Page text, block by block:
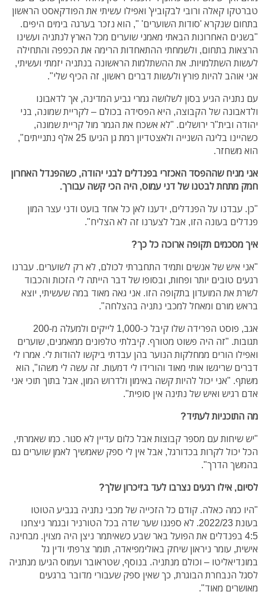
טברטקו קאלה ורובי לבקוביץ' ואפילו עשיתי את הפודקאסט הראשון
בתחום שנקרא 'סודות השוערים' ", הוא נזכר בערגה בימים היפים.
"בשנים האחרונות הבאתי מאמני שוערים מכל הארץ לנתניה ועשינו
הרצאות בתחום, ולשמחתי ההתאחדות הרימה את הכפפה והתחילה
לעשות השתלמויות. את ההשתלמות הראשונה בנתניה יזמתי ועשיתי,
אני אוהב להיות פורץ ולעשות דברים ראשון, זה הכיף שלי".
עם נתניה הגיע בסון לשלושה גמרי גביע המדינה, אך לדאבונו
ולדאבונה של הקבוצה, היא הפסידה בכולם – לקריית שמונה, בני
יהודה ובית"ר ירושלים. "לא אשכח את הגמר מול קריית שמונה,
כשהיינו בליגה השנייה ולאצטדיון רמת גן הגיעו 25 אלף נתנייתים",
הוא משחזר.
אני מניח שההפסד האכזרי בפנדלים לבני יהודה, כשהפנדל האחרון
חמק מתחת לבטנו של דני עמוס, היה הכי קשה עבורך.
"כן. עבדנו על הפנדלים, ידענו לאן כל אחד בועט ודני עצר המון
פנדלים בעונה הזו, אבל לצערנו זה לא הצליח".
איך מסכמים תקופה ארוכה כל כך?
"אני איש של אנשים ותמיד התחברתי לכולם, לא רק לשוערים. עברנו
רגעים טובים יותר ופחות, ובסופו של דבר הייתה לי הזכות והכבוד
לשרת את המועדון בתקופה הזו. אני גאה מאוד במה שעשיתי, יוצא
בראש מורם ומאחל למכבי נתניה בהצלחה".
אגב, פוסט הפרידה שלו קיבל כ-1,000 לייקים ולמעלה מ-200
תגובות. "זה היה פשוט מטורף. קיבלתי טלפונים ממאמנים, שוערים
ואפילו הורים ממחלקות הנוער בהן עבדתי ביקשו להודות לי. אמרו לי
דברים שריגשו אותי מאוד והורידו לי דמעות. זה עשה לי משהו", הוא
משתף. "אני יכול להיות קשה באימון ולדרוש המון, אבל בתוך תוכי אני
אדם רגיש ואיש של נתינה אין סופית".
מה התוכניות לעתיד?
"יש שיחות עם מספר קבוצות אבל כלום עדיין לא סגור. כמו שאמרתי,
הכל יכול לקרות בכדורגל, אבל אין לי ספק שאמשיך לאמן שוערים גם
בהמשך הדרך".
לסיום, אילו רגעים נצרבו לעד בזיכרון שלך?
"היו כמה כאלה. קודם כל הזכייה של מכבי נתניה בגביע הטוטו
בעונת 2022/23. לא ספגנו שער שדה בכל הטורניר ובגמר ניצחנו
4:5 בפנדלים את הפועל באר שבע כשאיתמר ניצן היה מצוין. מבחינה
אישית, עומר ניראון שיחק באולימפיאדה, תומר צרפתי ודין גל
במונדיאליטו – וכולם מנתניה. בנוסף, שטראובר ועמוס הגיעו מנתניה
לסגל הנבחרת הבוגרת, כך שאין ספק שעבורי מדובר ברגעים
מאושרים מאוד".